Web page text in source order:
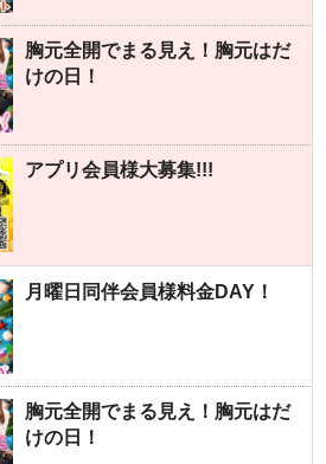
胸元全開でまる見え！胸元はだ
けの日！
アプリ会員様大募集!!!
月曜日同伴会員様料金DAY！
胸元全開でまる見え！胸元はだ
けの日！